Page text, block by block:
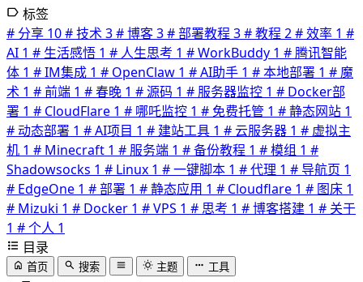
标签
# 分享 10# 技术3# 博客3# 部署教程 3# 教程 2# 效率 1 #
AI 1 # 生活感悟 1 # 人生思考 1 # WorkBuddy 1 # 腾讯智能
体 1 # IM集成 1 # OpenClaw 1 # AI助手 1 # 本地部署 1 # 魔
术 1 # 前端 1 # 春晚 1 # 源码 1 # 服务器监控 1 # Docker部
署 1 # CloudFlare 1 # 哪吒监控 1 # 免费托管 1 # 静态网站 1
# 动态部署 1 # AI项目 1 # 建站工具 1 # 云服务器 1 # 虚拟主
机 1 # Minecraft 1 # 服务端 1 # 备份教程 1 # 模组 1 #
Shadowsocks 1 # Linux 1 # 一键脚本 1 # 代理 1 # 导航页 1
# EdgeOne 1 # 部署 1 # 静态应用 1 # Cloudflare 1 # 图床 1
# Mizuki 1 # Docker 1 # VPS 1 # 思考 1 # 博客搭建 1 # 关于
1 # 个人 1
目录
首页 搜索 主题 工具